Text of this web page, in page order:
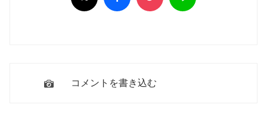
コメントを書き込む